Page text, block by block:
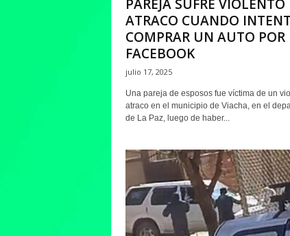
PAREJA SUFRE VIOLENTO
ATRACO CUANDO
COMPRAR UN AUTO POR
FACEBOOK
julio 17, 2025
Una pareja de esposos fue víctima de un
atraco en el municipio de Viacha, en el
de La Paz, luego de haber...